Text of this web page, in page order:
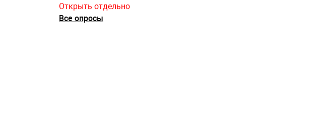
Открыть отдельно
Все опросы